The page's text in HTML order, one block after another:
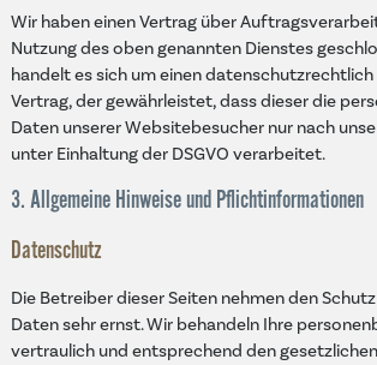
Wir haben einen Vertrag über
Nutzung des oben genannten Dienstes
handelt es sich um einen
Vertrag, der gewährleistet, dass dieser die
Daten unserer Websitebesucher nur nach
unter Einhaltung der DSGVO verarbeitet.
3. Allgemeine Hinweise und Pflicht­informationen
Datenschutz
Die Betreiber dieser Seiten nehmen den
Daten sehr ernst. Wir behandeln Ihre
vertraulich und entsprechend den gesetzlichen